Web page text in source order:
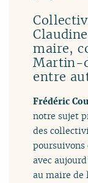
maire,
Martin-
entre
Frédéric
notre sujet
des
poursuivons
avec
au maire